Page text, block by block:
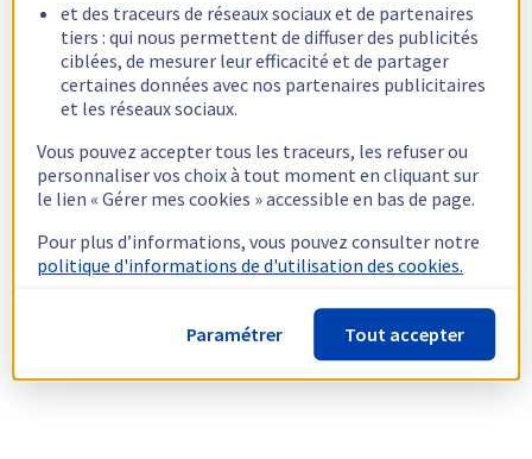
et des traceurs de réseaux sociaux et de partenaires
tiers : qui nous permettent de diffuser des publicités
ciblées, de mesurer leur efficacité et de partager
certaines données avec nos partenaires publicitaires
et les réseaux sociaux.
Vous pouvez accepter tous les traceurs, les refuser ou
personnaliser vos choix à tout moment en cliquant sur
le lien « Gérer mes cookies » accessible en bas de page.
Pour plus d’informations, vous pouvez consulter notre
politique d'informations de d'utilisation des cookies.
Paramétrer Tout accepter